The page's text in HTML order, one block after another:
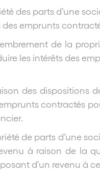
des parts d’une
emprunts
de la
les intérêts des
des dispositions
contractés
de parts d’une
à raison de la
d’un revenu à